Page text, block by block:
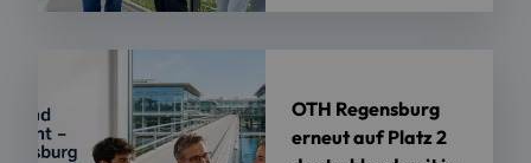
OTH Regensburg
erneut auf Platz 2